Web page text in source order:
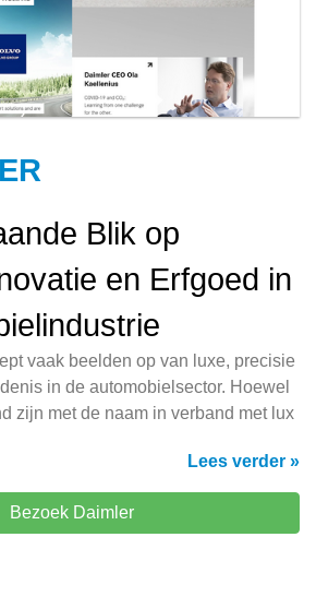
Blik op
en Erfgoed in
vaak beelden op van luxe, precisie
in de automobielsector. Hoewel
zijn met de naam in verband met lux
Lees verder »
Bezoek Daimler